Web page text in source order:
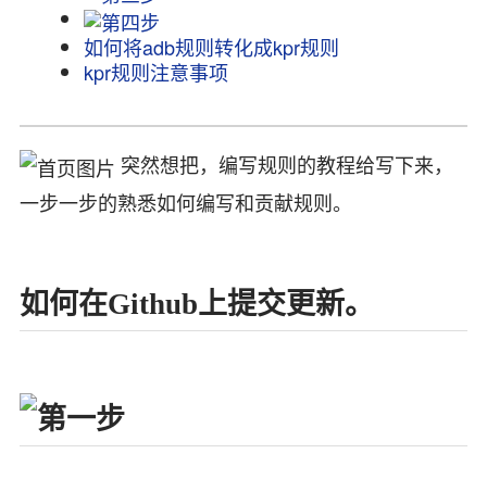
如何将adb规则转化成kpr规则
kpr规则注意事项
突然想把，编写规则的教程给写下来，
一步一步的熟悉如何编写和贡献规则。
如何在Github上提交更新。